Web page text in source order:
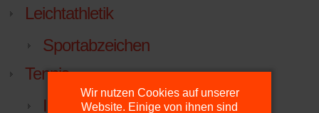
Leichtathletik
Sportabzeichen
Tennis
Inklusiver Familien-Erlebnistag
Wir nutzen Cookies auf unserer
Website. Einige von ihnen sind